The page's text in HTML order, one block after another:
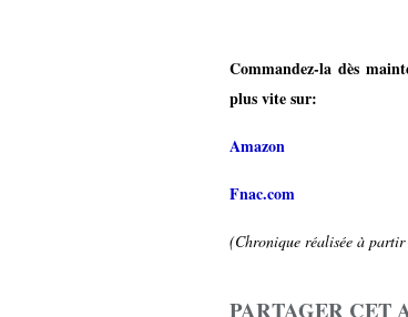
Commandez-la dès
plus vite sur:
Amazon
Fnac.com
(Chronique réalisée à
PARTAGER CET